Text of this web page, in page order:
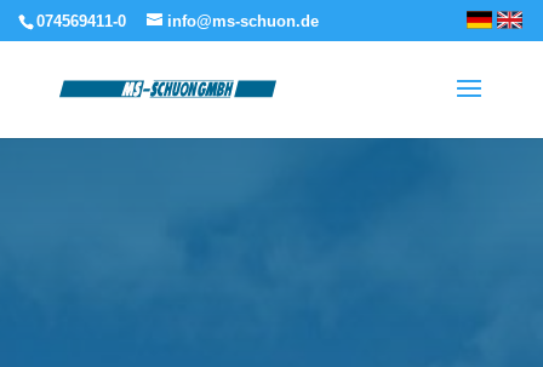
074569411-0 info@ms-schuon.de